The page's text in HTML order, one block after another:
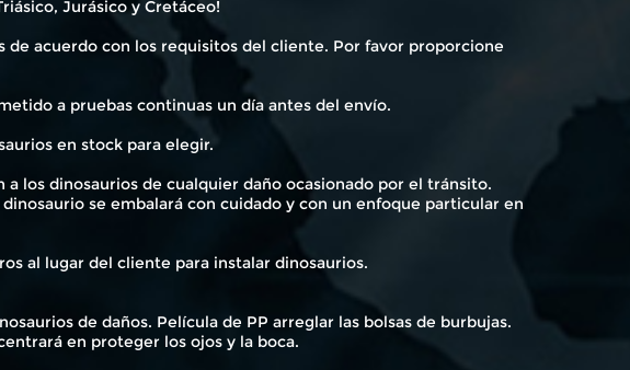
Jurásico y Cretáceo!
acuerdo con los requisitos del cliente. Por favor proporcione
a pruebas continuas un día antes del envío.
en stock para elegir.
los dinosaurios de cualquier daño ocasionado por el tránsito.
se embalará con cuidado y con un enfoque particular en
al lugar del cliente para instalar dinosaurios.
de daños. Película de PP arreglar las bolsas de burbujas.
en proteger los ojos y la boca.